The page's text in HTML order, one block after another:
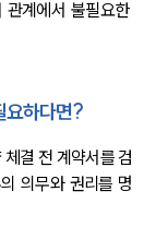
관계에서 불필요한
요하다면?
결 전 계약서를 검
의무와 권리를 명